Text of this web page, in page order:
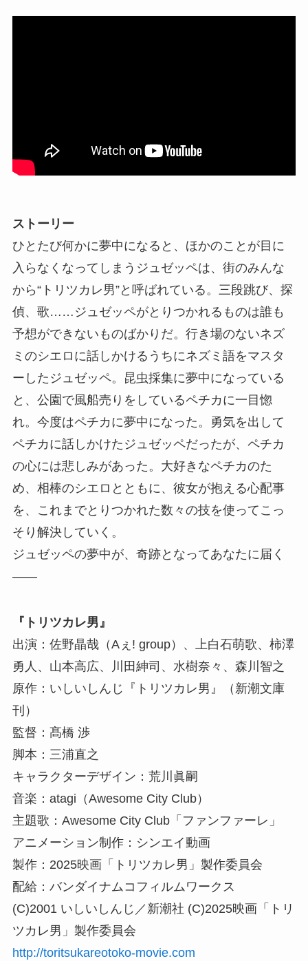
ストーリー
ひとたび何かに夢中になると、ほかのことが目に
入らなくなってしまうジュゼッペは、街のみんな
から“トリツカレ男”と呼ばれている。三段跳び、探
偵、歌……ジュゼッペがとりつかれるものは誰も
予想ができないものばかりだ。行き場のないネズ
ミのシエロに話しかけるうちにネズミ語をマスタ
ーしたジュゼッペ。昆虫採集に夢中になっている
と、公園で風船売りをしているペチカに一目惚
れ。今度はペチカに夢中になった。勇気を出して
ペチカに話しかけたジュゼッペだったが、ペチカ
の心には悲しみがあった。大好きなペチカのた
め、相棒のシエロとともに、彼女が抱える心配事
を、これまでとりつかれた数々の技を使ってこっ
そり解決していく。
ジュゼッペの夢中が、奇跡となってあなたに届く
――
『トリツカレ男』
出演：佐野晶哉（Aぇ! group）、上白石萌歌、柿澤
勇人、山本高広、川田紳司、水樹奈々、森川智之
原作：いしいしんじ『トリツカレ男』（新潮文庫
刊）
監督：髙橋 渉
脚本：三浦直之
キャラクターデザイン：荒川眞嗣
音楽：atagi（Awesome City Club）
主題歌：Awesome City Club「ファンファーレ」
アニメーション制作：シンエイ動画
製作：2025映画「トリツカレ男」製作委員会
配給：バンダイナムコフィルムワークス
(C)2001 いしいしんじ／新潮社 (C)2025映画「トリ
ツカレ男」製作委員会
http://toritsukareotoko-movie.com